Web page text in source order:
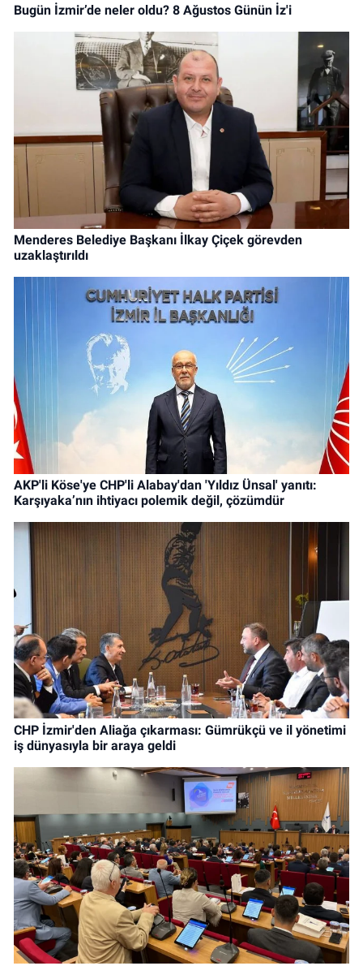
Bugün İzmir’de neler oldu? 8 Ağustos Günün İz'i
Menderes Belediye Başkanı İlkay Çiçek görevden
uzaklaştırıldı
AKP'li Köse'ye CHP'li Alabay'dan 'Yıldız Ünsal' yanıtı:
Karşıyaka’nın ihtiyacı polemik değil, çözümdür
CHP İzmir'den Aliağa çıkarması: Gümrükçü ve il yönetimi
iş dünyasıyla bir araya geldi